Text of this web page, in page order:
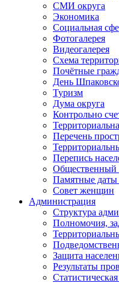
СМИ округа
Экономика
Социальная
Фотогалерея
Видеогалерея
Схема
Почётные
День
Туризм
Дума округа
Контрольно
Перечень
Перепись
Общественный
Памятные даты
Совет женщин
Администрация
Структура
Полномочия,
Защита
Результаты